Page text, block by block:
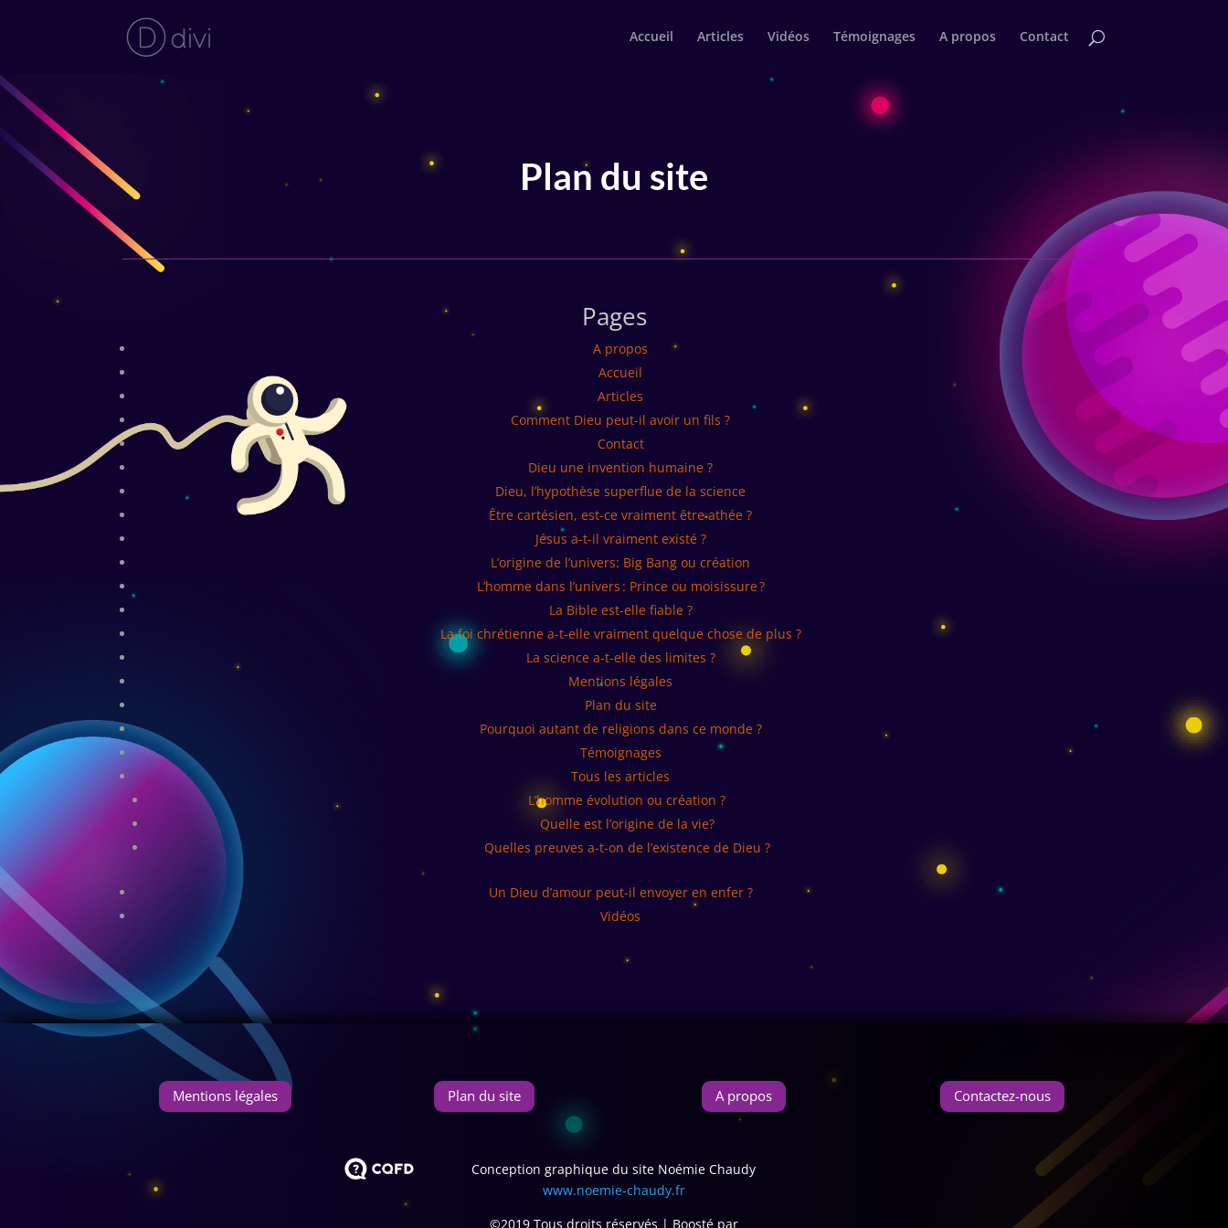
Accueil Articles Vidéos Témoignages A propos Contact
Plan du site
Pages
A propos
Accueil
Articles
Comment Dieu peut-il avoir un fils ?
Contact
Dieu une invention humaine ?
Dieu, l’hypothèse superflue de la science
Être cartésien, est-ce vraiment être athée ?
Jésus a-t-il vraiment existé ?
L’origine de l’univers: Big Bang ou création
L’homme dans l’univers : Prince ou moisissure ?
La Bible est-elle fiable ?
La foi chrétienne a-t-elle vraiment quelque chose de plus ?
La science a-t-elle des limites ?
Mentions légales
Plan du site
Pourquoi autant de religions dans ce monde ?
Témoignages
Tous les articles
L’homme évolution ou création ?
Quelle est l’origine de la vie?
Quelles preuves a-t-on de l’existence de Dieu ?
Un Dieu d’amour peut-il envoyer en enfer ?
Vidéos
Mentions légales Plan du site A propos Contactez-nous
Conception graphique du site Noémie Chaudy
www.noemie-chaudy.fr
©2019 Tous droits réservés | Boosté par